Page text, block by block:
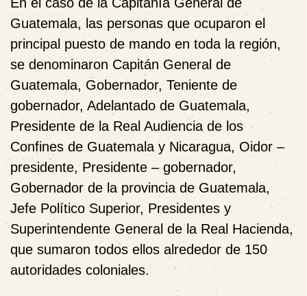
Guatemala, las personas que ocuparon el
principal puesto de mando en toda la región,
se denominaron Capitán General de
Guatemala, Gobernador, Teniente de
gobernador, Adelantado de Guatemala,
Presidente de la Real Audiencia de los
Confines de Guatemala y Nicaragua, Oidor –
presidente, Presidente – gobernador,
Gobernador de la provincia de Guatemala,
Jefe Político Superior, Presidentes y
Superintendente General de la Real Hacienda,
que sumaron todos ellos alrededor de 150
autoridades coloniales.